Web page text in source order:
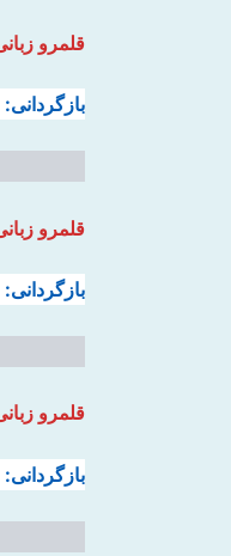
قلمرو
بازگردانی:
قلمرو
بازگردانی:
قلمرو
بازگردانی: